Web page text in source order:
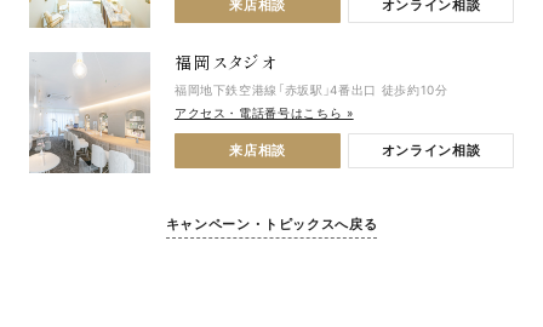
来店相談 オンライン相談
福岡スタジオ
福岡地下鉄空港線「赤坂駅」4番出口 徒歩約10分
アクセス・電話番号はこちら »
来店相談 オンライン相談
キャンペーン・トピックスへ戻る